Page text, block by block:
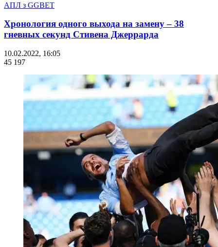
АПЛ з GGBET
Хронология одного выхода на замену – 38
гневных секунд Стивена Джеррарда
10.02.2022, 16:05
45 197